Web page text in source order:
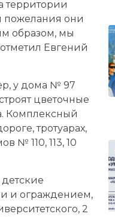
территории
пожелания они
образом, мы
Евгений
у дома № 97
цветочные
Комплексный
тротуарах,
№ 110, 113, 10
и ограждением,
2